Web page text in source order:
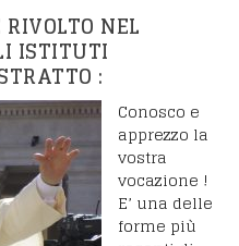
NEL
ISTITUTI
:
Conosco e
apprezzo la
vostra
vocazione !
E’ una delle
forme più